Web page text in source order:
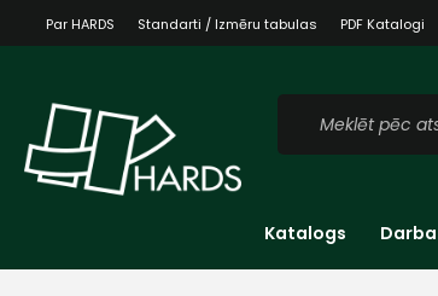
Par HARDS Standarti / Izmēru tabulas PDF Katalogi
Katalogs